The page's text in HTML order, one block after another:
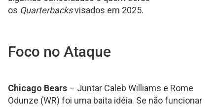
os Quarterbacksvisados em 2025.
Foco no Ataque
Chicago Bears – Juntar Caleb Williams e Rome
Odunze (WR) foi uma baita idéia. Se não funcionar